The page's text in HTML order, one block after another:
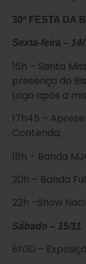
30ª FESTA DA
Sexta-feira – 14/
16h – Santa
presença do
Logo após a
17h45 –
Contenda;
18h – Banda
20h – Banda
22h –Show
Sábado – 15/11
8h30 –